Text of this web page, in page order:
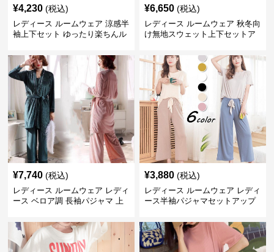
¥4,230 (税込)
レディース ルームウェア 涼感半
袖上下セット ゆったり楽ちんル
¥6,650 (税込)
レディース ルームウェア 秋冬向
け無地スウェット上下セットア
¥7,740 (税込)
レディース ルームウェア レディ
ース ベロア調 長袖パジャマ 上
¥3,880 (税込)
レディース ルームウェア レディ
ース半袖パジャマセットアップ